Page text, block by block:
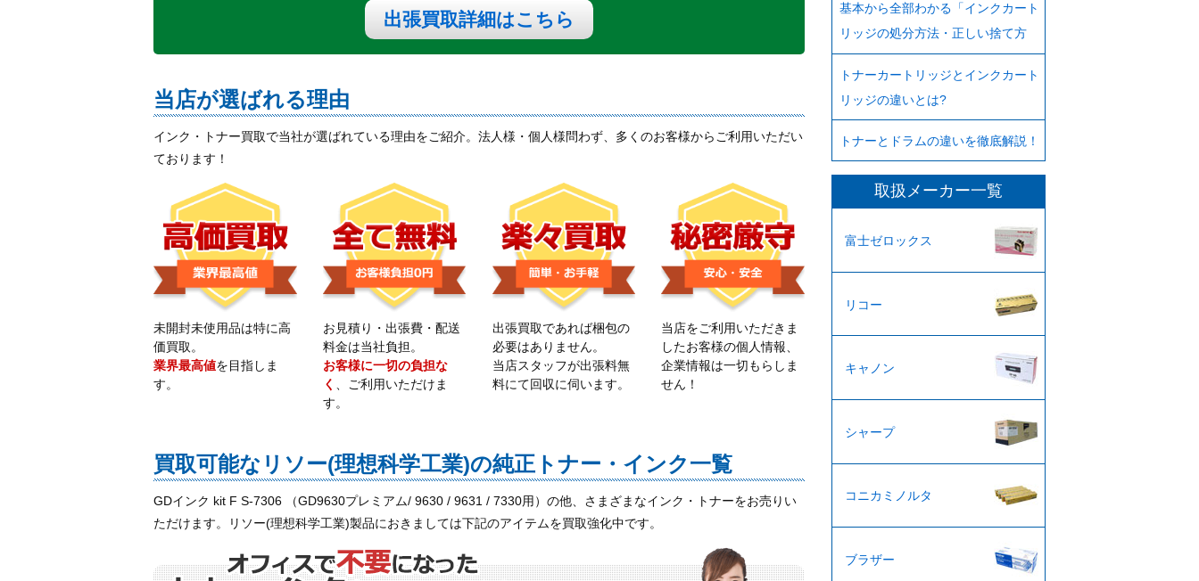
出張買取詳細はこちら
当店が選ばれる理由
インク・トナー買取で当社が選ばれている理由をご紹介。法人様・個人様問わず、多くのお客様からご利用いただい
ております！
未開封未使用品は特に高
価買取。
業界最高値を目指しま
す。
お見積り・出張費・配送
料金は当社負担。
お客様に一切の負担な
く 、ご利用いただけま
す。
出張買取であれば梱包の
必要はありません。
当店スタッフが出張料無
料にて回収に伺います。
当店をご利用いただきま
したお客様の個人情報、
企業情報は一切もらしま
せん！
買取可能なリソー(理想科学工業)の純正トナー・インク一覧
GDインク kit F S-7306 （GD9630プレミアム/ 9630 / 9631 / 7330用）の他、さまざまなインク・トナーをお売りい
ただけます。リソー(理想科学工業)製品におきましては下記のアイテムを買取強化中です。
基本から全部わかる「インクカート
リッジの処分方法・正しい捨て方
トナーカートリッジとインクカート
リッジの違いとは?
トナーとドラムの違いを徹底解説！
取扱メーカー一覧
富士ゼロックス
リコー
キャノン
シャープ
コニカミノルタ
ブラザー